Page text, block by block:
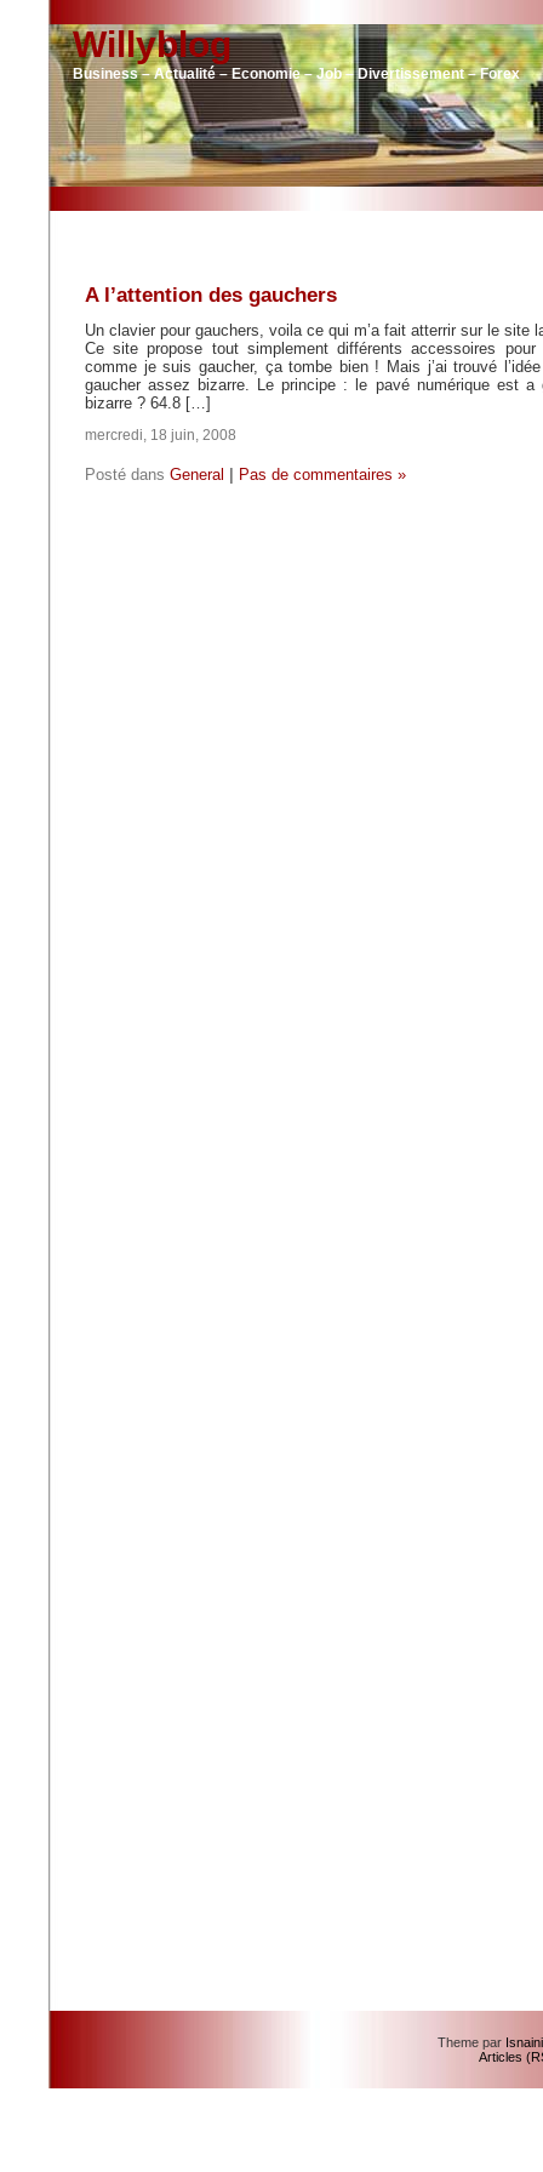
Willyblog
Business – Actualité – Economie – Job – Divertissement – Forex
A l’attention des gauchers
Un clavier pour gauchers, voila ce qui m’a fait atterrir sur le site
Ce site propose tout simplement différents accessoires
comme je suis gaucher, ça tombe bien ! Mais j’ai trouvé
gaucher assez bizarre. Le principe : le pavé numérique est a
bizarre ? 64.8 […]
mercredi, 18 juin, 2008
Posté dans General Pas de commentaires »
Theme par
Articles